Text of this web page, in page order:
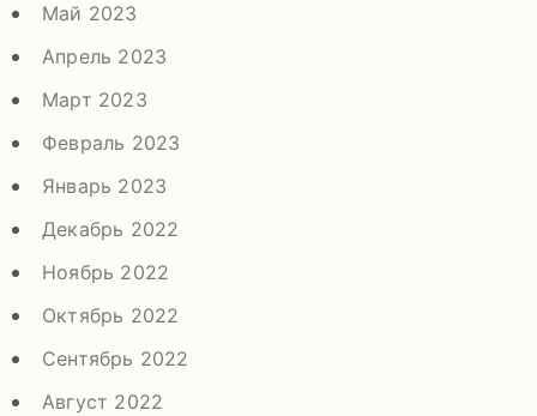
Май 2023
Апрель 2023
Март 2023
Февраль 2023
Январь 2023
Декабрь 2022
Ноябрь 2022
Октябрь 2022
Сентябрь 2022
Август 2022